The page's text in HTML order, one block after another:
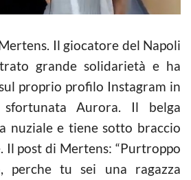
Il giocatore del Napoli
grande solidarietà e ha
proprio profilo Instagram in
sfortunata Aurora. Il belga
nuziale e tiene sotto braccio
Il post di Mertens: “Purtroppo
perche tu sei una ragazza